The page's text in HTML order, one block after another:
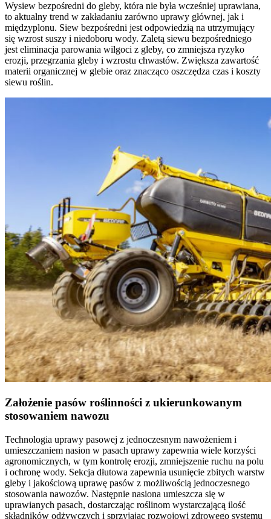
Wysiew bezpośredni do gleby, która nie była wcześniej uprawiana,
to aktualny trend w zakładaniu zarówno uprawy głównej, jak i
międzyplonu. Siew bezpośredni jest odpowiedzią na utrzymujący
się wzrost suszy i niedoboru wody. Zaletą siewu bezpośredniego
jest eliminacja parowania wilgoci z gleby, co zmniejsza ryzyko
erozji, przegrzania gleby i wzrostu chwastów. Zwiększa zawartość
materii organicznej w glebie oraz znacząco oszczędza czas i koszty
siewu roślin.
Założenie pasów roślinności z ukierunkowanym
stosowaniem nawozu
Technologia uprawy pasowej z jednoczesnym nawożeniem i
umieszczaniem nasion w pasach uprawy zapewnia wiele korzyści
agronomicznych, w tym kontrolę erozji, zmniejszenie ruchu na polu
i ochronę wody. Sekcja dłutowa zapewnia usunięcie zbitych warstw
gleby i jakościową uprawę pasów z możliwością jednoczesnego
stosowania nawozów. Następnie nasiona umieszcza się w
uprawianych pasach, dostarczając roślinom wystarczającą ilość
składników odżywczych i sprzyjając rozwojowi zdrowego systemu